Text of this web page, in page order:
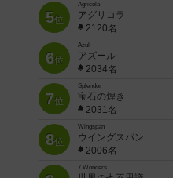
5位
Agricola
アグリコラ
2120名
6位
Azul
アズール
2034名
7位
Splendor
宝石の煌き
2031名
8位
Wingspan
ウイングスパン
2006名
7 Wonders